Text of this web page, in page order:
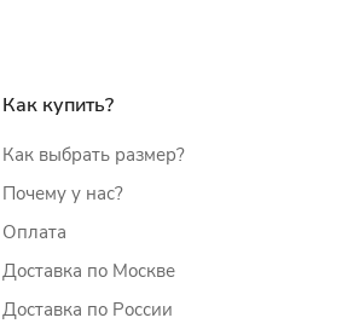
Как купить?
Как выбрать размер?
Почему у нас?
Оплата
Доставка по Москве
Доставка по России